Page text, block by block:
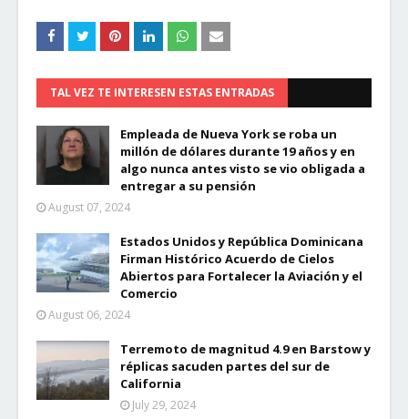
TAL VEZ TE INTERESEN ESTAS ENTRADAS
Empleada de Nueva York se roba un
millón de dólares durante 19 años y en
algo nunca antes visto se vio obligada a
entregar a su pensión
August 07, 2024
Estados Unidos y República Dominicana
Firman Histórico Acuerdo de Cielos
Abiertos para Fortalecer la Aviación y el
Comercio
August 06, 2024
Terremoto de magnitud 4.9 en Barstow y
réplicas sacuden partes del sur de
California
July 29, 2024